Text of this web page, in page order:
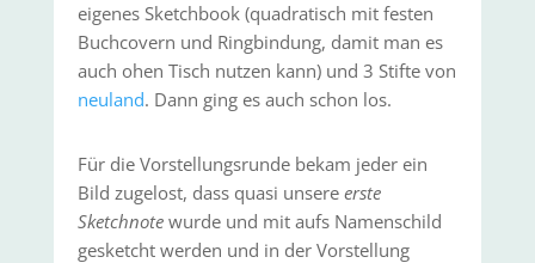
eigenes Sketchbook (quadratisch mit festen
Buchcovern und Ringbindung, damit man es
auch ohen Tisch nutzen kann) und 3 Stifte von
neuland. Dann ging es auch schon los.
Für die Vorstellungsrunde bekam jeder ein
Bild zugelost, dass quasi unsere erste
Sketchnotewurde und mit aufs Namenschild
gesketcht werden und in der Vorstellung